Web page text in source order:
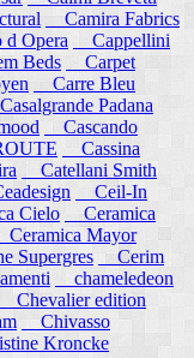
Camira Fabrics
Opera
Cappellini
Beds
Carpet
Carre Bleu
Padana
Cascando
Cassina
Catellani Smith
Ceil-In
Cielo
Ceramica
Ceramica Mayor
Supergres Cerim
chameledeon
Chevalier edition
Chivasso
Kroncke